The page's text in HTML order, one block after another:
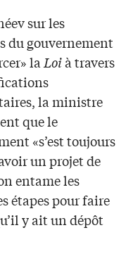
sur les
du gouvernement
la Loià travers
la ministre
que le
«s’est toujours
un projet de
entame les
étapes pour faire
y ait un dépôt